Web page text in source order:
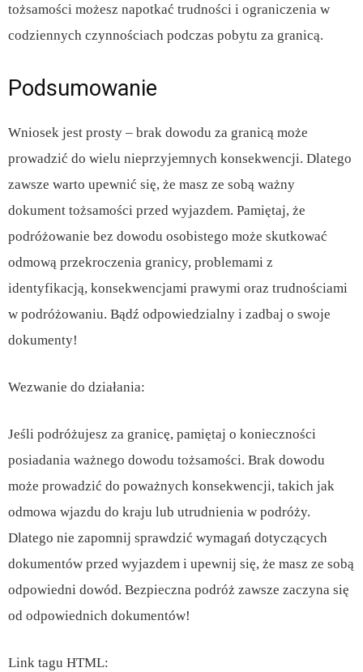
tożsamości możesz napotkać trudności i ograniczenia w
codziennych czynnościach podczas pobytu za granicą.
Podsumowanie
Wniosek jest prosty – brak dowodu za granicą może
prowadzić do wielu nieprzyjemnych konsekwencji. Dlatego
zawsze warto upewnić się, że masz ze sobą ważny
dokument tożsamości przed wyjazdem. Pamiętaj, że
podróżowanie bez dowodu osobistego może skutkować
odmową przekroczenia granicy, problemami z
identyfikacją, konsekwencjami prawymi oraz trudnościami
w podróżowaniu. Bądź odpowiedzialny i zadbaj o swoje
dokumenty!
Wezwanie do działania:
Jeśli podróżujesz za granicę, pamiętaj o konieczności
posiadania ważnego dowodu tożsamości. Brak dowodu
może prowadzić do poważnych konsekwencji, takich jak
odmowa wjazdu do kraju lub utrudnienia w podróży.
Dlatego nie zapomnij sprawdzić wymagań dotyczących
dokumentów przed wyjazdem i upewnij się, że masz ze sobą
odpowiedni dowód. Bezpieczna podróż zawsze zaczyna się
od odpowiednich dokumentów!
Link tagu HTML: